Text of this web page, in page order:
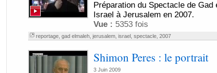
Préparation du Spectacle de Gad
Israel à Jerusalem en 2007.
Vue : 5353 fois
reportage, gad elmaleh, jerusalem, israel, spectacle, 2007
Shimon Peres : le portrait
3 Juin 2009